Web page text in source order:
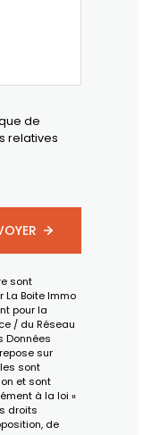
de
relatives
sont
Boite Immo
pour la
/ du Réseau
Données
sur
sont
et sont
à la loi «
droits
de